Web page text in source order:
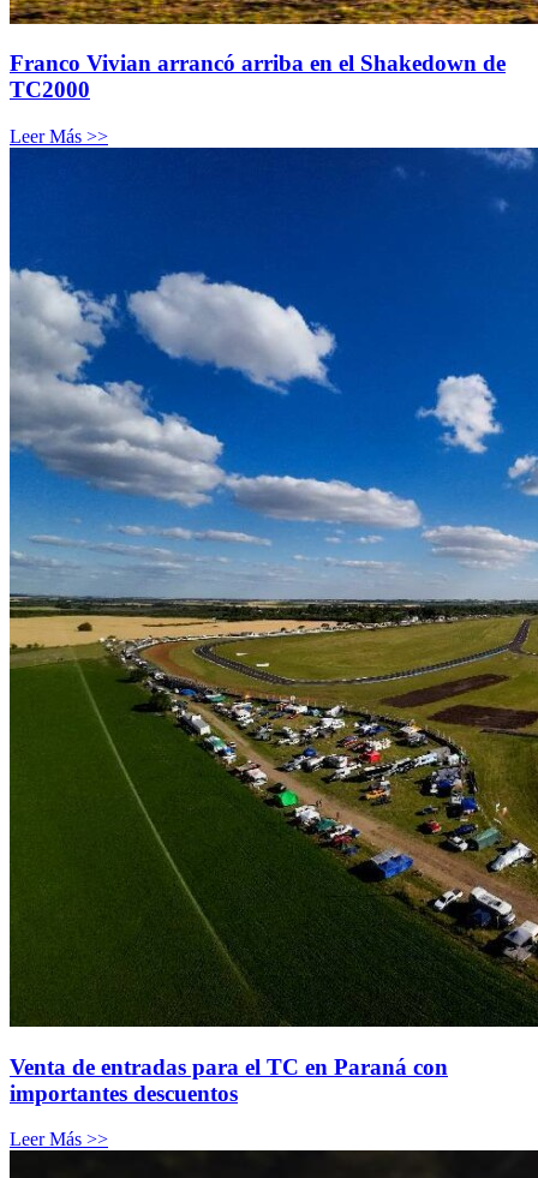
Franco Vivian arrancó arriba en el Shakedown de
TC2000
Leer Más >>
Venta de entradas para el TC en Paraná con
importantes descuentos
Leer Más >>